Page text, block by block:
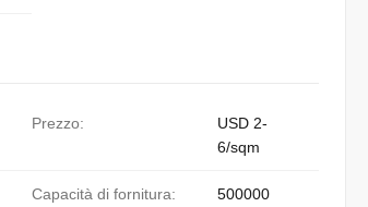
Prezzo:
USD 2-
6/sqm
Capacità di fornitura:
500000